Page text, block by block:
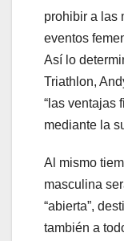
prohibir a las
eventos
Así lo
Triathlon,
“las ventajas
mediante la
Al mismo
masculina
“abierta”,
también a